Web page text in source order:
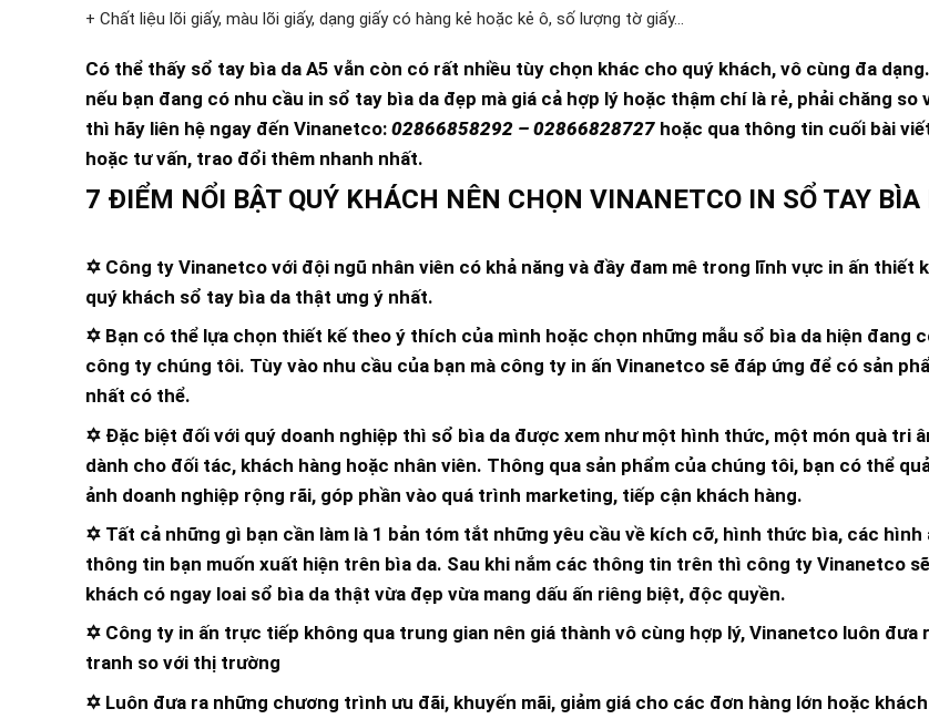
+ Chất liệu lõi giấy, màu lõi giấy, dạng giấy có hàng kẻ hoặc kẻ ô, số lượng tờ giấy…
Có thể thấy sổ tay bìa da A5 vẫn còn có rất nhiều tùy chọn khác cho quý khách, vô cùng đa
nếu bạn đang có nhu cầu in sổ tay bìa da đẹp mà giá cả hợp lý hoặc thậm chí là rẻ, phải chăng
thì hãy liên hệ ngay đến Vinanetco: 02866858292 – 02866828727 hoặc qua thông tin cuối bài
hoặc tư vấn, trao đổi thêm nhanh nhất.
7 ĐIỂM NỔI BẬT QUÝ KHÁCH NÊN CHỌN VINANETCO IN SỔ TAY BÌA
✡ Công ty Vinanetco với đội ngũ nhân viên có khả năng và đầy đam mê trong lĩnh vực in ấn thiết
quý khách sổ tay bìa da thật ưng ý nhất.
✡ Bạn có thể lựa chọn thiết kế theo ý thích của mình hoặc chọn những mẫu sổ bìa da hiện đang
công ty chúng tôi. Tùy vào nhu cầu của bạn mà công ty in ấn Vinanetco sẽ đáp ứng để có sản
nhất có thể.
✡ Đặc biệt đối với quý doanh nghiệp thì sổ bìa da được xem như một hình thức, một món quà tri
dành cho đối tác, khách hàng hoặc nhân viên. Thông qua sản phẩm của chúng tôi, bạn có thể
ảnh doanh nghiệp rộng rãi, góp phần vào quá trình marketing, tiếp cận khách hàng.
✡ Tất cả những gì bạn cần làm là 1 bản tóm tắt những yêu cầu về kích cỡ, hình thức bìa, các hình
thông tin bạn muốn xuất hiện trên bìa da. Sau khi nắm các thông tin trên thì công ty Vinanetco
khách có ngay loai sổ bìa da thật vừa đẹp vừa mang dấu ấn riêng biệt, độc quyền.
✡ Công ty in ấn trực tiếp không qua trung gian nên giá thành vô cùng hợp lý, Vinanetco luôn đưa
tranh so với thị trường
✡ Luôn đưa ra những chương trình ưu đãi, khuyến mãi, giảm giá cho các đơn hàng lớn hoặc